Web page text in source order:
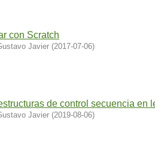
con Scratch
Javier (2017-07-06)
de control secuencia en
Javier (2019-08-06)